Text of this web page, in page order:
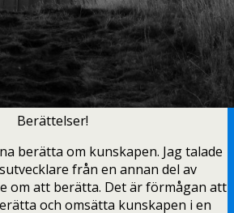
Berättelser!
berätta om kunskapen. Jag talade
från en annan del av
om att berätta. Det är förmågan att
och omsätta kunskapen i en